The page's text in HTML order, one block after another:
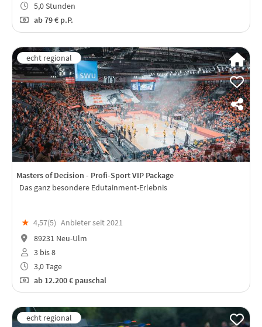
5,0 Stunden
ab79 € p.P.
Masters of Decision - Profi-Sport VIP Package
Das ganz besondere Edutainment-Erlebnis
★ 4,57(5) Anbieter seit 2021
89231 Neu-Ulm
3 bis 8
3,0 Tage
ab12.200 € pauschal